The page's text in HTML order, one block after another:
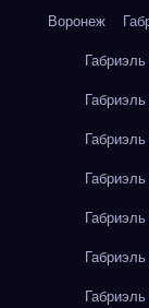
Воронеж